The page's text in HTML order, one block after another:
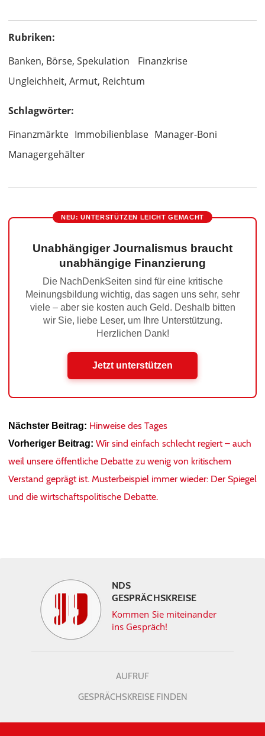
Rubriken:
Banken, Börse, Spekulation
Finanzkrise
Ungleichheit, Armut, Reichtum
Schlagwörter:
Finanzmärkte Immobilienblase Manager-Boni
Managergehälter
NEU: UNTERSTÜTZEN LEICHT GEMACHT
Unabhängiger Journalismus braucht
unabhängige Finanzierung
Die NachDenkSeiten sind für eine kritische
Meinungsbildung wichtig, das sagen uns sehr, sehr
viele – aber sie kosten auch Geld. Deshalb bitten
wir Sie, liebe Leser, um Ihre Unterstützung.
Herzlichen Dank!
Jetzt unterstützen
Nächster Beitrag: Hinweise des Tages
Vorheriger Beitrag: Wir sind einfach schlecht regiert – auch
weil unsere öffentliche Debatte zu wenig von kritischem
Verstand geprägt ist. Musterbeispiel immer wieder: Der Spiegel
und die wirtschaftspolitische Debatte.
NDS
GESPRÄCHSKREISE
Kommen Sie miteinander
ins Gespräch!
AUFRUF
GESPRÄCHSKREISE FINDEN